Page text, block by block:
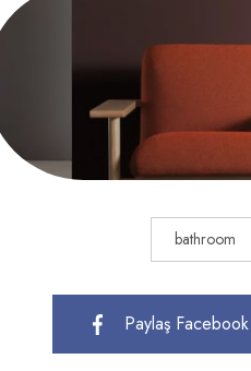
bathroom
Paylaş Facebook